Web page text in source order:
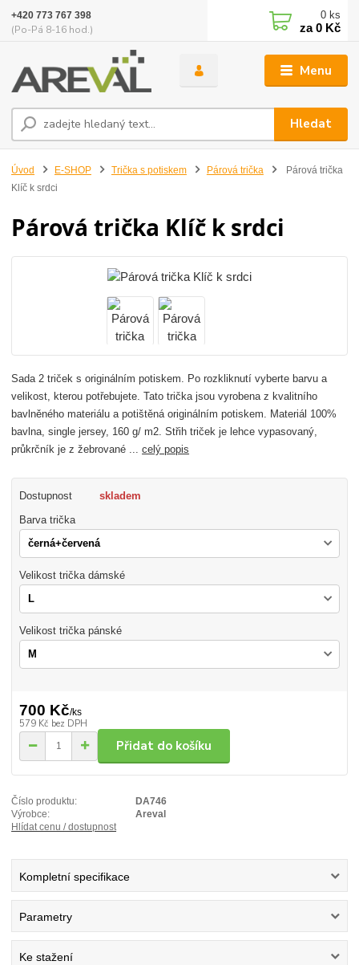
Menu
Hledat
+420 773 767 398
(Po-Pá 8-16 hod.)
0 ks
za0 Kč
Úvod E-SHOP Trička s potiskem Párová trička
Párová trička
Klíč k srdci
Párová trička Klíč k srdci
Sada 2 triček s originálním potiskem. Po rozkliknutí vyberte barvu a
velikost, kterou potřebujete. Tato trička jsou vyrobena z kvalitního
bavlněného materiálu a potištěná originálním potiskem. Materiál 100%
bavlna, single jersey, 160 g/ m2. Střih triček je lehce vypasovaný,
průkrčník je z žebrované ...celý popis
Dostupnost skladem
Barva trička
Velikost trička dámské
Velikost trička pánské
700 Kč/ks
579 Kč bez DPH
Přidat do košíku
Číslo produktu:
DA746
Výrobce:
Areval
Hlídat cenu / dostupnost
Kompletní specifikace
Parametry
Ke stažení